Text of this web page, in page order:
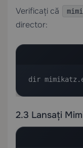
Verificați că
director:
dir
2.3 Lansați